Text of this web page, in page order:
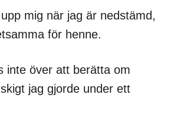
mig när jag är nedstämd,
för henne.
inte över att berätta om
jag gjorde under ett